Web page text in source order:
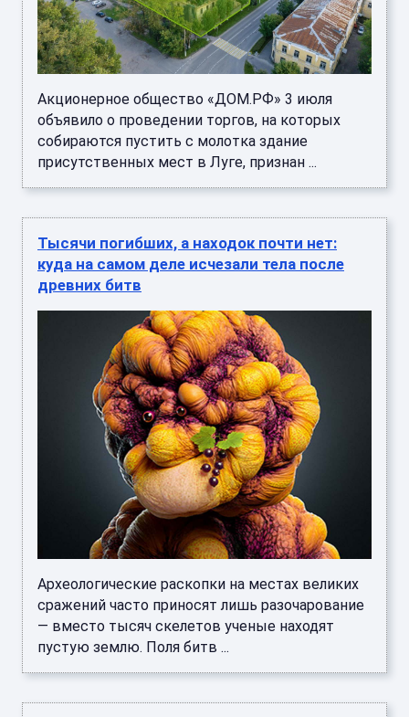
Акционерное общество «ДОМ.РФ» 3 июля
объявило о проведении торгов, на которых
собираются пустить с молотка здание
присутственных мест в Луге, признан ...
Тысячи погибших, а находок почти нет:
куда на самом деле исчезали тела после
древних битв
Археологические раскопки на местах великих
сражений часто приносят лишь разочарование
— вместо тысяч скелетов ученые находят
пустую землю. Поля битв ...